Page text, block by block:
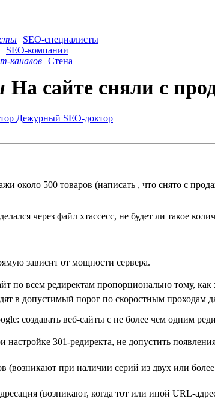
SEO-специалисты
SEO-компании
Стена
На сайте сняли с
Дежурный SEO-доктор
около 500 товаров (написать , что снято с
через файл хтассесс, не будет ли такое
зависит от мощности сервера.
по всем редиректам пропорционально тому, как
в допустимый порог по скоростным проходам
создавать веб-сайты с не более чем одним
настройке 301-редиректа, не допустить
(возникают при наличии серий из двух или
(возникают, когда тот или иной URL-